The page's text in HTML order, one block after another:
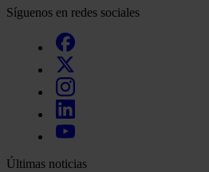
Síguenos en redes sociales
Últimas noticias